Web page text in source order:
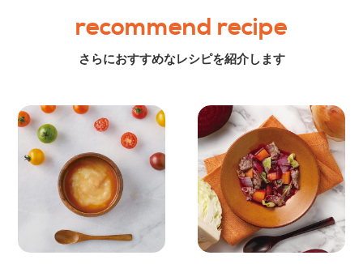
recommend recipe
さらにおすすめなレシピを紹介します